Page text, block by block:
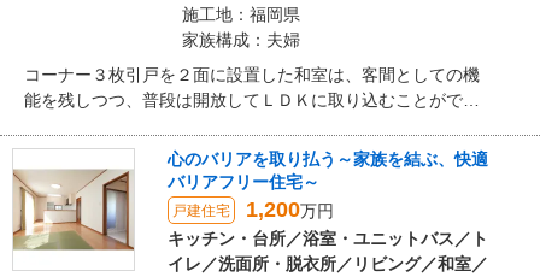
施工地：福岡県
家族構成：夫婦
コーナー３枚引戸を２面に設置した和室は、客間としての機
能を残しつつ、普段は開放してＬＤＫに取り込むことができ
っかりと存在感を出すように仕上げ、奥様の趣味にも使用で
きる遊び心あふれる空間になりました。
心のバリアを取り払う～家族を結ぶ、快適
バリアフリー住宅～
戸建住宅 1,200万円
キッチン・台所／浴室・ユニットバス／ト
イレ／洗面所・脱衣所／リビング／和室／